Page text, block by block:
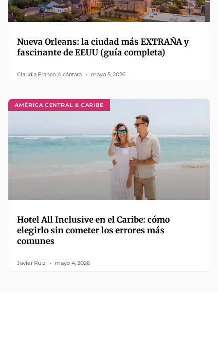
Nueva Orleans: la ciudad más EXTRAÑA y
fascinante de EEUU (guía completa)
Claudia Franco Alcántara mayo 5, 2026
AMÉRICA CENTRAL & CARIBE
Hotel All Inclusive en el Caribe: cómo
elegirlo sin cometer los errores más
comunes
Javier Ruiz mayo 4, 2026